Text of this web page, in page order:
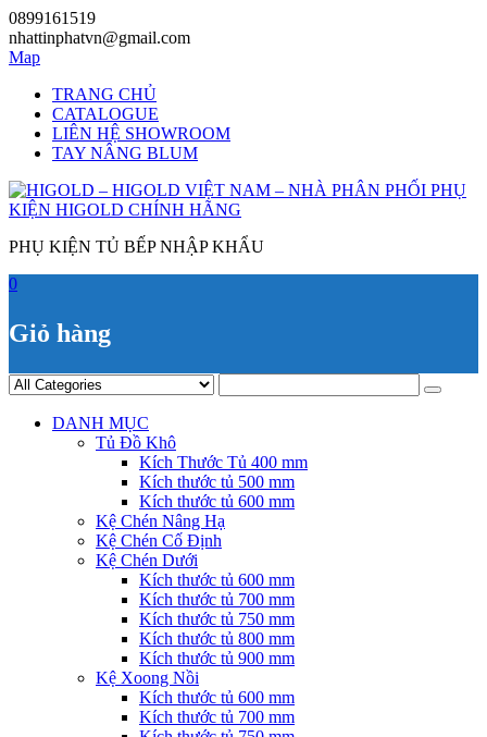
Skip
to
content
0899161519
nhattinphatvn@gmail.com
Map
TRANG CHỦ
CATALOGUE
LIÊN HỆ SHOWROOM
TAY NÂNG BLUM
PHỤ KIỆN TỦ BẾP NHẬP KHẨU
0
Giỏ hàng
DANH MỤC
Tủ Đồ Khô
Kích Thước Tủ 400 mm
Kích thước tủ 500 mm
Kích thước tủ 600 mm
Kệ Chén Nâng Hạ
Kệ Chén Cố Định
Kệ Chén Dưới
Kích thước tủ 600 mm
Kích thước tủ 700 mm
Kích thước tủ 750 mm
Kích thước tủ 800 mm
Kích thước tủ 900 mm
Kệ Xoong Nồi
Kích thước tủ 600 mm
Kích thước tủ 700 mm